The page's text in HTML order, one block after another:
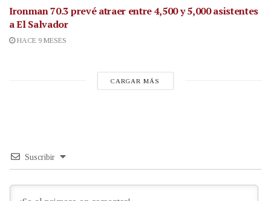
Ironman 70.3 prevé atraer entre 4,500 y 5,000 asistentes
a El Salvador
HACE 9 MESES
CARGAR MÁS
Suscribir